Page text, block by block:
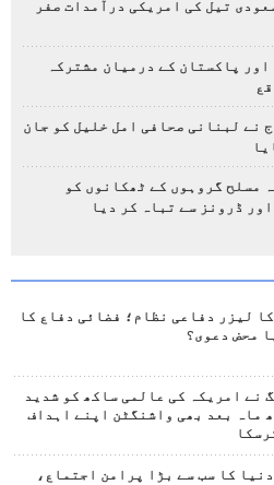
تیل کی امریکی درآمدات صفر
پاکستان کے درمیان مشترکہ
نے لبنانی صحافی امل خلیل کو جان
مسلح گروہوں کے ٹھکانوں کو
ڈرونز سے تباہ کر دیا
لیزر دفاعی نظام؛ فضائی دفاع کا
محض دعوی؟
نے امریکہ کی عالمی ساکھ کو شدید
ماہ بعد بھی واشنگٹن اپنے اہداف
کا سب سے بڑا پرامن اجتماع،